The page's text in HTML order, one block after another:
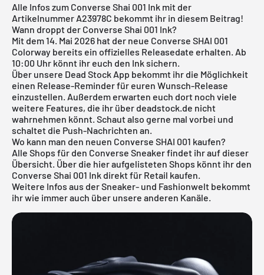
Alle Infos zum Converse Shai 001 Ink mit der
Artikelnummer A23978C bekommt ihr in diesem Beitrag!
Wann droppt der Converse Shai 001 Ink?
Mit dem 14. Mai 2026 hat der neue Converse SHAI 001
Colorway bereits ein offizielles Releasedate erhalten. Ab
10:00 Uhr könnt ihr euch den Ink sichern.
Über unsere Dead Stock App bekommt ihr die Möglichkeit
einen Release-Reminder für euren Wunsch-Release
einzustellen. Außerdem erwarten euch dort noch viele
weitere Features, die ihr über deadstock.de nicht
wahrnehmen könnt. Schaut also gerne mal vorbei und
schaltet die Push-Nachrichten an.
Wo kann man den neuen Converse SHAI 001 kaufen?
Alle Shops für den Converse Sneakerfindet ihr auf dieser
Übersicht. Über die hier aufgelisteten Shops könnt ihr den
Converse Shai 001 Ink direkt für Retail kaufen.
Weitere Infos aus der Sneaker- und Fashionwelt bekommt
ihr wie immer auch über unsere anderen Kanäle.